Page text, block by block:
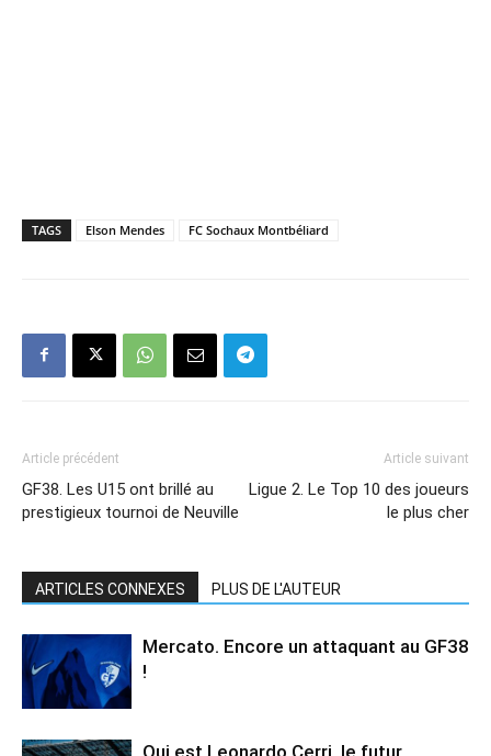
TAGS Elson Mendes FC Sochaux Montbéliard
Article précédent
GF38. Les U15 ont brillé au
prestigieux tournoi de Neuville
Article suivant
Ligue 2. Le Top 10 des joueurs
le plus cher
ARTICLES CONNEXES PLUS DE L'AUTEUR
Mercato. Encore un attaquant au GF38
!
Qui est Leonardo Cerri, le futur